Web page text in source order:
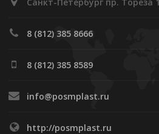
8 (812) 385 8666
8 (812) 385 8589
info@posmplast.ru
http://posmplast.ru